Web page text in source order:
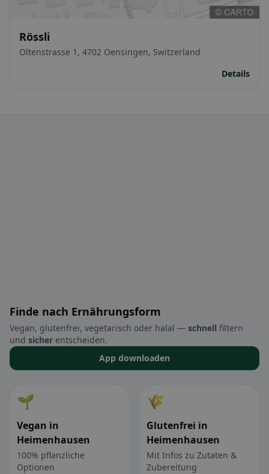
Rössli
Oltenstrasse 1, 4702 Oensingen, Switzerland
Details
Finde nach Ernährungsform
Vegan, glutenfrei, vegetarisch oder halal — schnell filtern
und sicher entscheiden.
App downloaden
🌱
Vegan in
Heimenhausen
100% pflanzliche
Optionen
🌾
Glutenfrei in
Heimenhausen
Mit Infos zu Zutaten &
Zubereitung